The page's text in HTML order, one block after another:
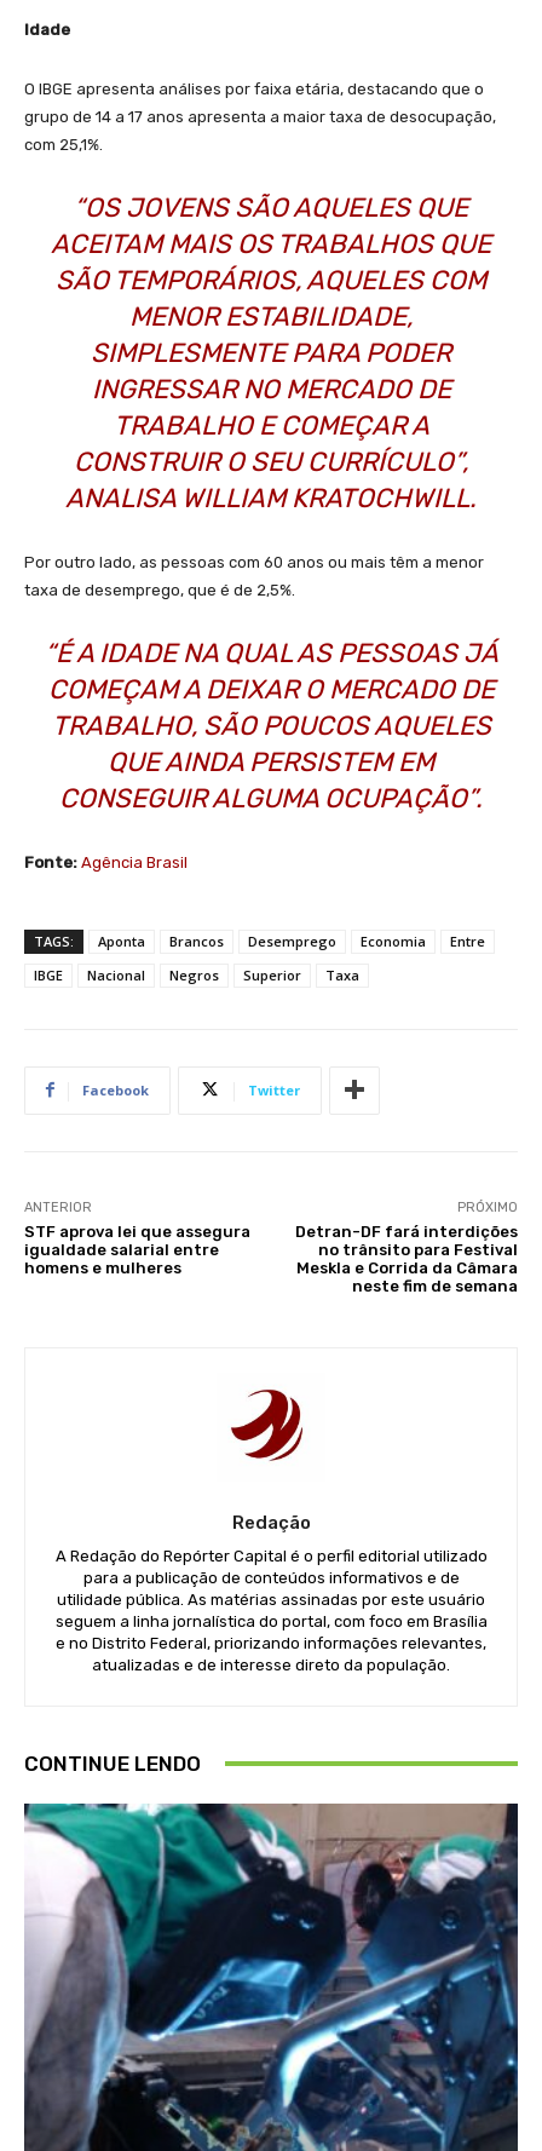
Idade
O IBGE apresenta análises por faixa etária, destacando que o
grupo de 14 a 17 anos apresenta a maior taxa de desocupação,
com 25,1%.
“OS JOVENS SÃO AQUELES QUE
ACEITAM MAIS OS TRABALHOS QUE
SÃO TEMPORÁRIOS, AQUELES COM
MENOR ESTABILIDADE,
SIMPLESMENTE PARA PODER
INGRESSAR NO MERCADO DE
TRABALHO E COMEÇAR A
CONSTRUIR O SEU CURRÍCULO”,
ANALISA WILLIAM KRATOCHWILL.
Por outro lado, as pessoas com 60 anos ou mais têm a menor
taxa de desemprego, que é de 2,5%.
“É A IDADE NA QUAL AS PESSOAS JÁ
COMEÇAM A DEIXAR O MERCADO DE
TRABALHO, SÃO POUCOS AQUELES
QUE AINDA PERSISTEM EM
CONSEGUIR ALGUMA OCUPAÇÃO”.
Fonte: Agência Brasil
TAGS: Aponta Brancos Desemprego Economia
Entre
IBGE
Nacional Negros Superior Taxa
Facebook Twitter
ANTERIOR
STF aprova lei que assegura
igualdade salarial entre
homens e mulheres
PRÓXIMO
Detran-DF fará interdições
no trânsito para Festival
Meskla e Corrida da Câmara
neste fim de semana
Redação
A Redação do Repórter Capital é o perfil editorial utilizado
para a publicação de conteúdos informativos e de
utilidade pública. As matérias assinadas por este usuário
seguem a linha jornalística do portal, com foco em Brasília
e no Distrito Federal, priorizando informações relevantes,
atualizadas e de interesse direto da população.
CONTINUE LENDO